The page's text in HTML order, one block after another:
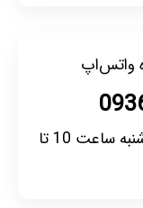
واتس‌اپ
ساعت کاری شنبه تا پنج شنبه ساعت 10 تا